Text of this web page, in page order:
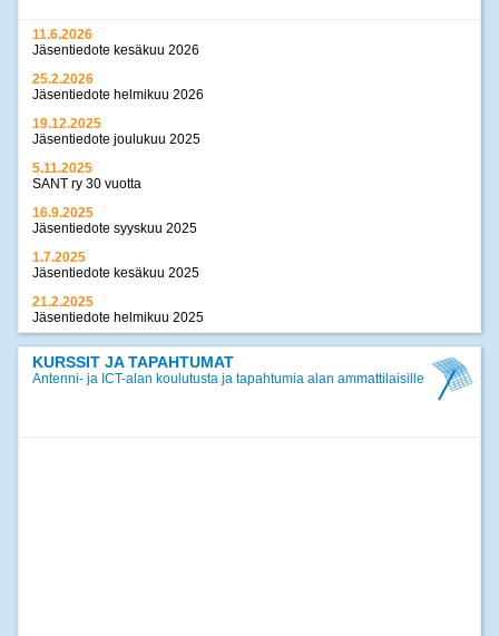
11.6.2026
Jäsentiedote kesäkuu 2026
25.2.2026
Jäsentiedote helmikuu 2026
19.12.2025
Jäsentiedote joulukuu 2025
5.11.2025
SANT ry 30 vuotta
16.9.2025
Jäsentiedote syyskuu 2025
1.7.2025
Jäsentiedote kesäkuu 2025
21.2.2025
Jäsentiedote helmikuu 2025
17.12.2024
Jäsentiedote joulukuu 2024
KURSSIT JA TAPAHTUMAT
Antenni- ja ICT-alan koulutusta ja tapahtumia alan ammattilaisille